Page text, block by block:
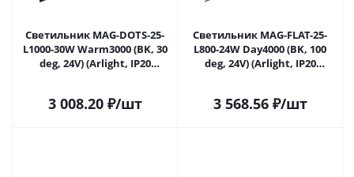
Светильник MAG-DOTS-25-
L1000-30W Warm3000 (BK, 30
deg, 24V) (Arlight, IP20
3 008.20₽/шт
Светильник MAG-FLAT-25-
L800-24W Day4000 (BK, 100
deg, 24V) (Arlight, IP20
3 568.56₽/шт